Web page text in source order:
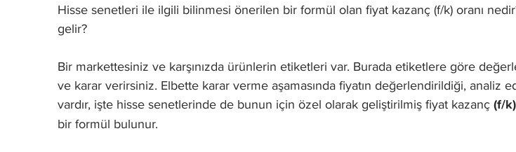
Hisse senetleri ile ilgili bilinmesi önerilen bir formül olan fiyat kazanç (f/k) oranı
gelir?
Bir markettesiniz ve karşınızda ürünlerin etiketleri var. Burada etiketlere göre
ve karar verirsiniz. Elbette karar verme aşamasında fiyatın değerlendirildiği, analiz
vardır, işte hisse senetlerinde de bunun için özel olarak geliştirilmiş fiyat kazanç (f/
bir formül bulunur.